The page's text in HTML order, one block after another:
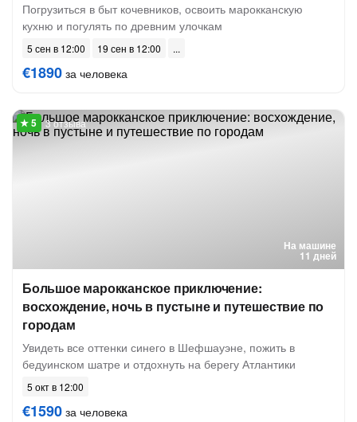
Погрузиться в быт кочевников, освоить марокканскую
кухню и погулять по древним улочкам
5 сен в 12:00 19 сен в 12:00
€1890 за человека
На машине
11 дней
3 отзыва
Большое марокканское приключение:
восхождение, ночь в пустыне и путешествие по
городам
Увидеть все оттенки синего в Шефшауэне, пожить в
бедуинском шатре и отдохнуть на берегу Атлантики
5 окт в 12:00
€1590 за человека